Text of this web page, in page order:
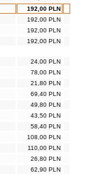
192,00 PLN
192,00 PLN
192,00 PLN
192,00 PLN
24,00 PLN
78,00 PLN
21,80 PLN
69,40 PLN
49,80 PLN
43,50 PLN
58,40 PLN
108,00 PLN
110,00 PLN
26,80 PLN
62,90 PLN